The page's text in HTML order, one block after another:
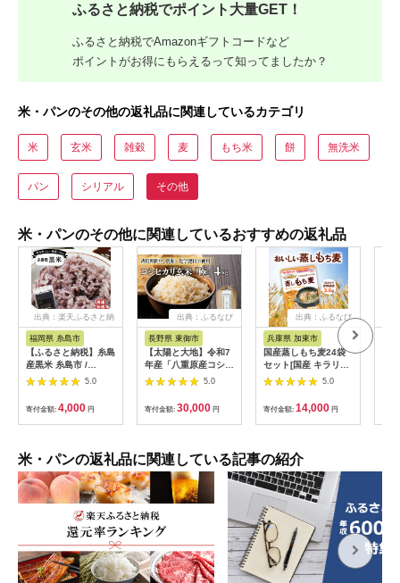
ふるさと納税でポイント大量GET！
ふるさと納税でAmazonギフトコードなど
ポイントがお得にもらえるって知ってましたか？
米・パンのその他の返礼品に関連しているカテゴリ
米 玄米 雑穀 麦 もち米 餅 無洗米
パン シリアル その他
米・パンのその他に関連しているおすすめの返礼品
出典：楽天ふるさと納
税
福岡県 糸島市
【ふるさと納税】糸島
産黒米 糸島市 /
Carna 雑穀米 雑穀
[ALA054] 常温 4000
5.0
寄付金額: 4,000 円
出典：ふるなび
長野県 東御市
【太陽と大地】令和7
年産「八重原産コシヒ
カリ玄米「極」（栽培
期間中農薬化学肥料不
使用）４kg」
5.0
寄付金額: 30,000 円
出典：ふるなび
兵庫県 加東市
国産蒸しもち麦24袋
セット[国産 キラリモ
チ 食物繊維 そのまま]
雑穀 レトルト インス
5.0
寄付金額: 14,000 円
米・パンの返礼品に関連している記事の紹介